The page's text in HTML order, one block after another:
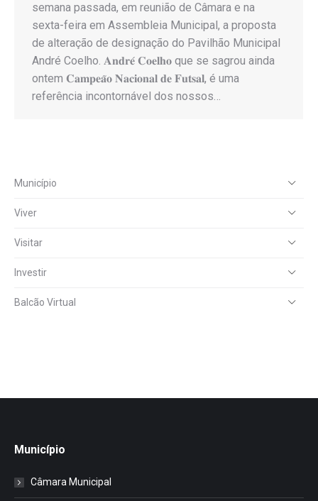
semana passada, em reunião de Câmara e na
sexta-feira em Assembleia Municipal, a proposta
de alteração de designação do Pavilhão Municipal
André Coelho. 𝐀𝐧𝐝𝐫𝐞́ 𝐂𝐨𝐞𝐥𝐡𝐨 que se sagrou ainda
ontem 𝐂𝐚𝐦𝐩𝐞𝐚̃𝐨 𝐍𝐚𝐜𝐢𝐨𝐧𝐚𝐥 𝐝𝐞 𝐅𝐮𝐭𝐬𝐚𝐥, é uma
referência incontornável dos nossos…
Município
Viver
Visitar
Investir
Balcão Virtual
Município
Câmara Municipal